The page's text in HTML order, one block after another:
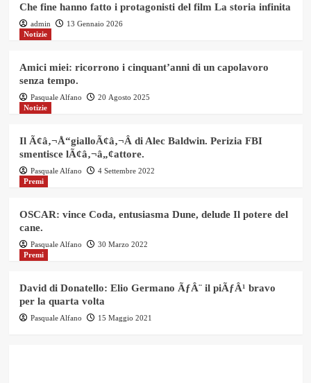
Che fine hanno fatto i protagonisti del film La storia infinita
admin
13 Gennaio 2026
Notizie
Amici miei: ricorrono i cinquant’anni di un capolavoro
senza tempo.
Pasquale Alfano
20 Agosto 2025
Notizie
Il Ã¢â‚¬Å“gialloÃ¢â‚¬Â di Alec Baldwin. Perizia FBI
smentisce lÃ¢â‚¬â„¢attore.
Pasquale Alfano
4 Settembre 2022
Premi
OSCAR: vince Coda, entusiasma Dune, delude Il potere del
cane.
Pasquale Alfano
30 Marzo 2022
Premi
David di Donatello: Elio Germano ÃƒÂ¨ il piÃƒÂ¹ bravo
per la quarta volta
Pasquale Alfano 15 Maggio 2021